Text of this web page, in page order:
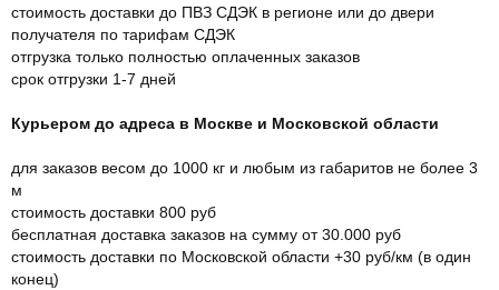
стоимость доставки до ПВЗ СДЭК в регионе или до двери
получателя по тарифам СДЭК
отгрузка только полностью оплаченных заказов
срок отгрузки 1-7 дней
Курьером до адреса в Москве и Московской области
для заказов весом до 1000 кг и любым из габаритов не более 3
м
стоимость доставки 800 руб
бесплатная доставка заказов на сумму от 30.000 руб
стоимость доставки по Московской области +30 руб/км (в один
конец)